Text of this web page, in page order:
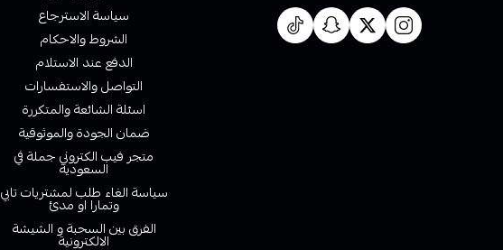
سياسة الاسترجاع
الشروط والاحكام
الدفع عند الاستلام
التواصل والاستفسارات
اسئلة الشائعة والمتكررة
ضمان الجودة والموثوقية
متجر فيب الكتروني جملة في
السعودية
سياسة الغاء طلب لمشتريات تابي
وتمارا او مدئ
الفرق بين السحبة و الشيشة
الالكترونية